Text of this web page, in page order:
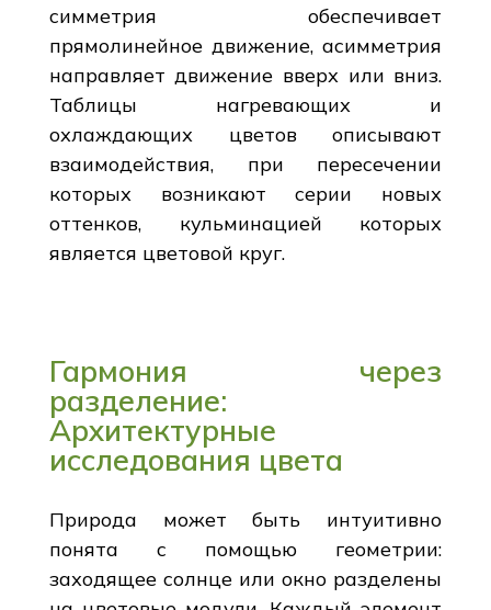
симметрия обеспечивает
прямолинейное движение, асимметрия
направляет движение вверх или вниз.
Таблицы нагревающих и
охлаждающих цветов описывают
взаимодействия, при пересечении
которых возникают серии новых
оттенков, кульминацией которых
является цветовой круг.
Гармония через
разделение:
Архитектурные
исследования цвета
Природа может быть интуитивно
понята с помощью геометрии:
заходящее солнце или окно разделены